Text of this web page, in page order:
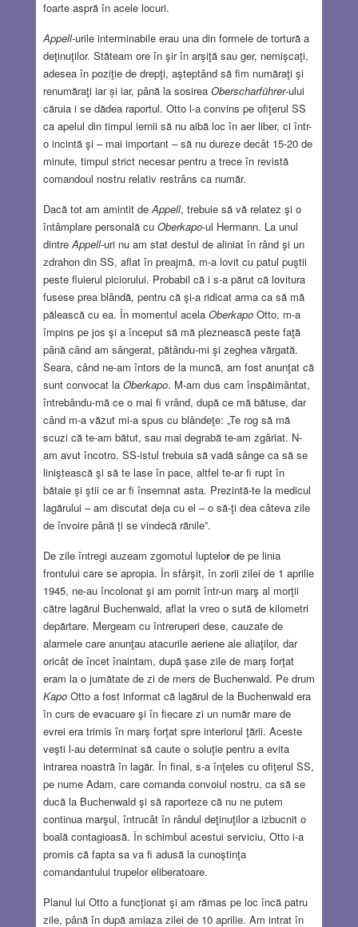
foarte aspră în acele locuri.
Appell-urile interminabile erau una din formele de tortură a
deţinuţilor. Stăteam ore în şir în arşiţă sau ger, nemişcaţi,
adesea în poziţie de drepţi, aşteptând să fim număraţi şi
renumăraţi iar și iar, până la sosirea Oberscharführer-ului
căruia i se dădea raportul. Otto l-a convins pe ofiţerul SS
ca apelul din timpul iernii să nu aibă loc în aer liber, ci într-
o incintă şi – mai important – să nu dureze decât 15-20 de
minute, timpul strict necesar pentru a trece în revistă
comandoul nostru relativ restrâns ca număr.
Dacă tot am amintit deAppell, trebuie să vă relatez şi o
întâmplare personală cu Oberkapo-ul Hermann. La unul
dintreAppell-uri nu am stat destul de aliniat în rând şi un
zdrahon din SS, aflat în preajmă, m-a lovit cu patul puştii
peste fluierul piciorului. Probabil că i s-a părut că lovitura
fusese prea blândă, pentru că şi-a ridicat arma ca să mă
pălească cu ea. În momentul acela OberkapoOtto, m-a
împins pe jos şi a început să mă pleznească peste faţă
până când am sângerat, pătându-mi şi zeghea vărgată.
Seara, când ne-am întors de la muncă, am fost anunţat că
sunt convocat la Oberkapo. M-am dus cam înspăimântat,
întrebându-mă ce o mai fi vrând, după ce mă bătuse, dar
când m-a văzut mi-a spus cu blândeţe: „Te rog să mă
scuzi că te-am bătut, sau mai degrabă te-am zgâriat. N-
am avut încotro. SS-istul trebuia să vadă sânge ca să se
liniştească şi să te lase în pace, altfel te-ar fi rupt în
bătaie şi ştii ce ar fi însemnat asta. Prezintă-te la medicul
lagărului – am discutat deja cu el – o să-ţi dea câteva zile
de învoire până ţi se vindecă rănile”.
De zile întregi auzeam zgomotul luptelorde pe linia
frontului care se apropia. În sfârşit, în zorii zilei de 1 aprilie
1945, ne-au încolonat şi am pornit într-un marş al morţii
către lagărul Buchenwald, aflat la vreo o sută de kilometri
depărtare. Mergeam cu întreruperi dese, cauzate de
alarmele care anunţau atacurile aeriene ale aliaţilor, dar
oricât de încet înaintam, după şase zile de marş forţat
eram la o jumătate de zi de mers de Buchenwald. Pe drum
Kapo Otto a fost informat că lagărul de la Buchenwald era
în curs de evacuare şi în fiecare zi un număr mare de
evrei era trimis în marş forţat spre interiorul ţării. Aceste
veşti l-au determinat să caute o soluţie pentru a evita
intrarea noastră în lagăr. În final, s-a înţeles cu ofiţerul SS,
pe nume Adam, care comanda convoiul nostru, ca să se
ducă la Buchenwald şi să raporteze că nu ne putem
continua marşul, întrucât în rândul deţinuţilor a izbucnit o
boală contagioasă. În schimbul acestui serviciu, Otto i-a
promis că fapta sa va fi adusă la cunoştinţa
comandantului trupelor eliberatoare.
Planul lui Otto a funcţionat şi am rămas pe loc încă patru
zile, până în după amiaza zilei de 10 aprilie. Am intrat în